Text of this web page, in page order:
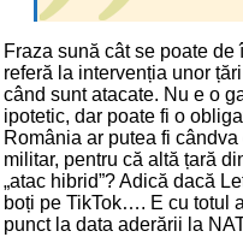
Fraza sună cât se poate
referă la intervenția unor
când sunt atacate. Nu e o
ipotetic, dar poate fi o
România ar putea fi
militar, pentru că altă țară
„atac hibrid”? Adică dacă
boți pe TikTok…. E cu totul
punct la data aderării la